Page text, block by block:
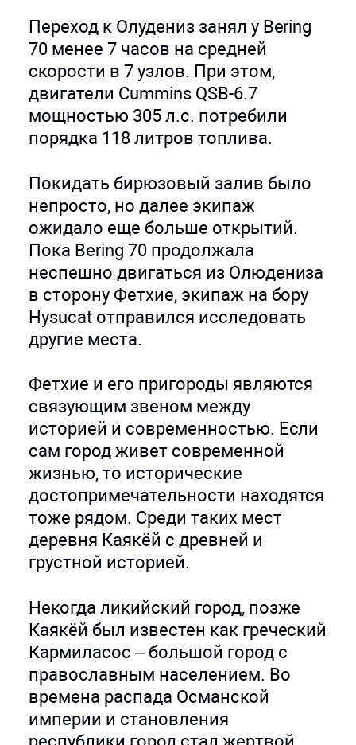
Переход к Олудениз занял у Bering
70 менее 7 часов на средней
скорости в 7 узлов. При этом,
двигатели Cummins QSB-6.7
мощностью 305 л.с. потребили
порядка 118 литров топлива.
Покидать бирюзовый залив было
непросто, но далее экипаж
ожидало еще больше открытий.
Пока Bering 70 продолжала
неспешно двигаться из Олюдениза
в сторону Фетхие, экипаж на бору
Hysucat отправился исследовать
другие места.
Фетхие и его пригороды являются
связующим звеном между
историей и современностью. Если
сам город живет современной
жизнью, то исторические
достопримечательности находятся
тоже рядом. Среди таких мест
деревня Каякёй с древней и
грустной историей.
Некогда ликийский город, позже
Каякёй был известен как греческий
Кармиласос – большой город с
православным населением. Во
времена распада Османской
империи и становления